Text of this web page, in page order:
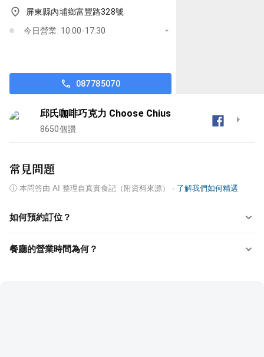
屏東縣內埔鄉富豐路328號
今日營業: 10:00-17:30
087785070
邱氏咖啡巧克力 Choose Chius
8650個讚
常見問題
ⓘ 本問答由 AI 整理自真實食記（附資料來源） · 了解我們如何精選
如何預約訂位？
餐廳的營業時間為何？